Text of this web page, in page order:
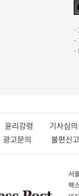
-
-
-
윤리강령 기사심
광고문의 불편
서
팩